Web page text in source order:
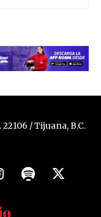
/ Tijuana, B.C.